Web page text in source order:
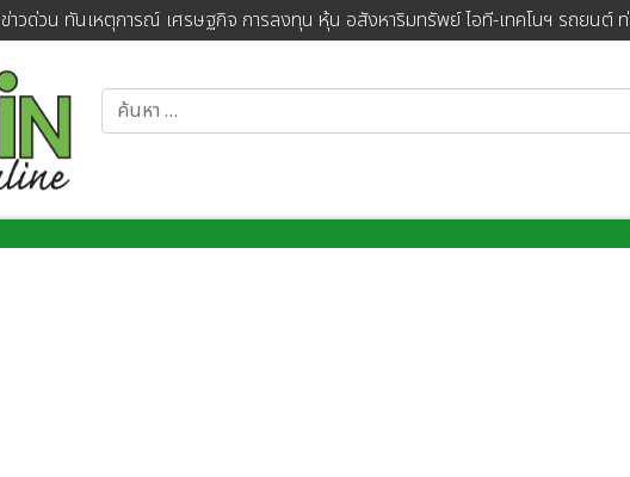
ข่าวด่วน ทันเหตุการณ์ เศรษฐกิจ การลงทุน หุ้น อสังหาริมทรัพย์ ไอที-เทคโนฯ รถยนต์ ท่